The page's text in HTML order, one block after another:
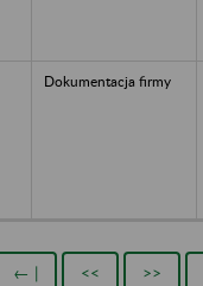
Dokumentacja firmy
← | << >>